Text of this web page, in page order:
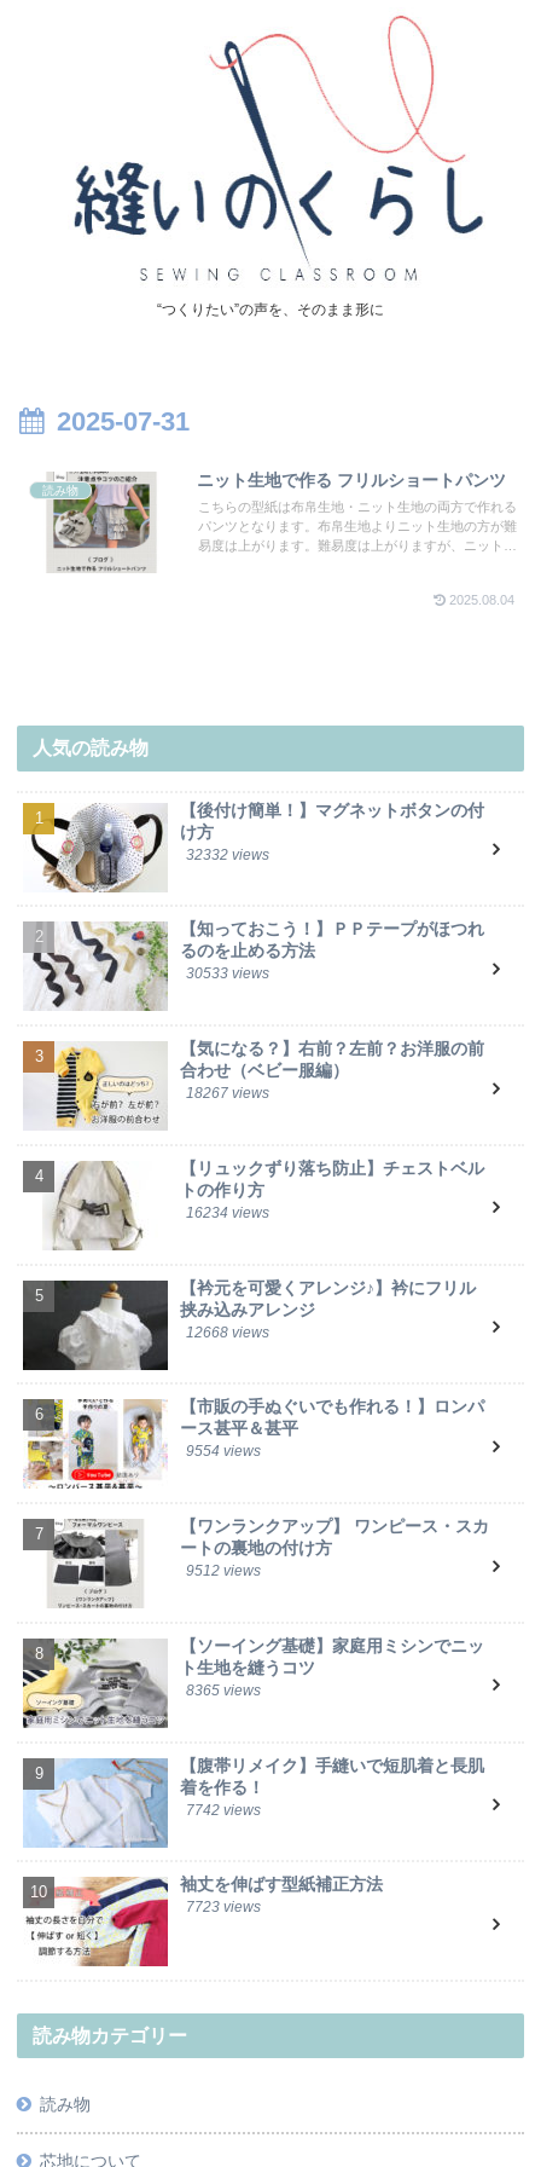
“つくりたい”の声を、そのまま形に
2025-07-31
読み物
ニット生地で作る フリルショートパンツ
こちらの型紙は布帛生地・ニット生地の両方で作れる
パンツとなります。布帛生地よりニット生地の方が難
易度は上がります。難易度は上がりますが、ニット生
やすい＆かわいいパンツです♪今回はニット生地で作
2025.08.04
人気の読み物
【後付け簡単！】マグネットボタンの付
け方
32332 views
【知っておこう！】ＰＰテープがほつれ
るのを止める方法
30533 views
【気になる？】右前？左前？お洋服の前
合わせ（ベビー服編）
18267 views
【リュックずり落ち防止】チェストベル
トの作り方
16234 views
【衿元を可愛くアレンジ♪】衿にフリル
挟み込みアレンジ
12668 views
【市販の手ぬぐいでも作れる！】ロンパ
ース甚平＆甚平
9554 views
【ワンランクアップ】 ワンピース・スカ
ートの裏地の付け方
9512 views
【ソーイング基礎】家庭用ミシンでニッ
ト生地を縫うコツ
8365 views
【腹帯リメイク】手縫いで短肌着と長肌
着を作る！
7742 views
袖丈を伸ばす型紙補正方法
7723 views
読み物カテゴリー
読み物
芯地について